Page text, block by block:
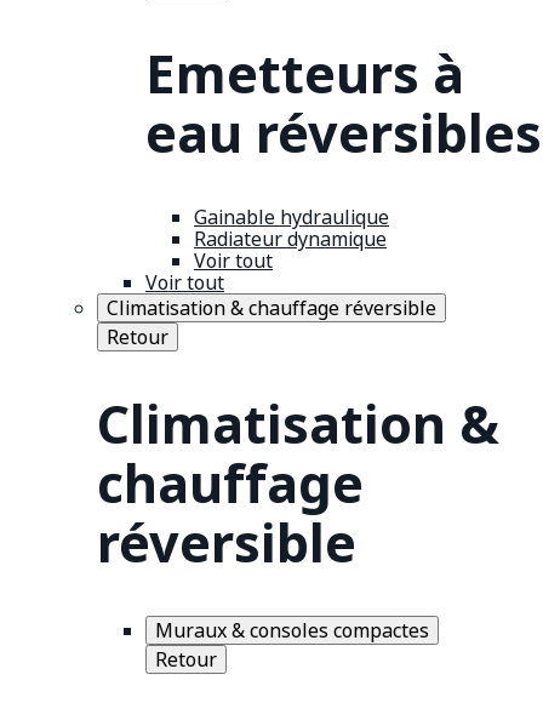
Emetteurs à
eau réversibles
Gainable hydraulique
Radiateur dynamique
Voir tout
Voir tout
Climatisation & chauffage réversible
Retour
Climatisation &
chauffage
réversible
Muraux & consoles compactes
Retour